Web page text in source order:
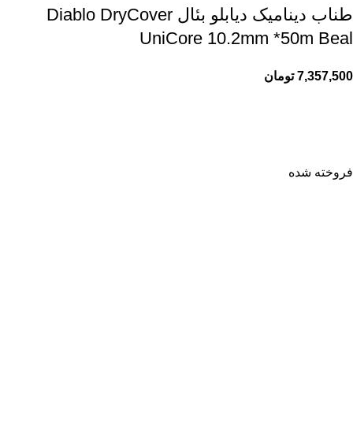
طناب دینامیک دیابلو بئال Diablo DryCover
UniCore 10.2mm *50m Beal
7,357,500 تومان
فروخته شده